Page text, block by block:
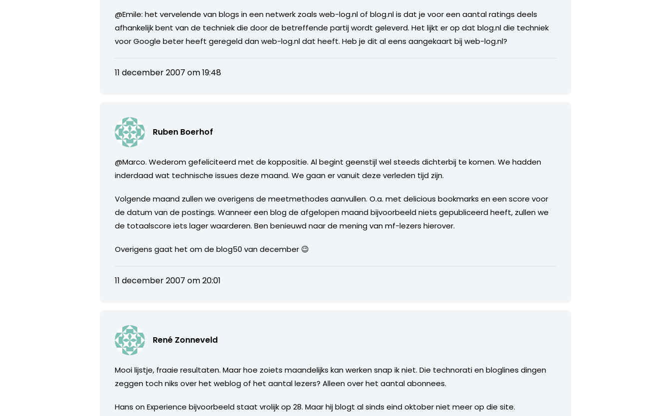
@Emile: het vervelende van blogs in een netwerk zoals web-log.nl of blog.nl is dat je voor een aantal ratings deels
afhankelijk bent van de techniek die door de betreffende partij wordt geleverd. Het lijkt er op dat blog.nl die techniek
voor Google beter heeft geregeld dan web-log.nl dat heeft. Heb je dit al eens aangekaart bij web-log.nl?
11 december 2007 om 19:48
Ruben Boerhof
@Marco. Wederom gefeliciteerd met de koppositie. Al begint geenstijl wel steeds dichterbij te komen. We hadden
inderdaad wat technische issues deze maand. We gaan er vanuit deze verleden tijd zijn.
Volgende maand zullen we overigens de meetmethodes aanvullen. O.a. met delicious bookmarks en een score voor
de datum van de postings. Wanneer een blog de afgelopen maand bijvoorbeeld niets gepubliceerd heeft, zullen we
de totaalscore iets lager waarderen. Ben benieuwd naar de mening van mf-lezers hierover.
Overigens gaat het om de blog50 van december 😉
11 december 2007 om 20:01
René Zonneveld
Mooi lijstje, fraaie resultaten. Maar hoe zoiets maandelijks kan werken snap ik niet. Die technorati en bloglines dingen
zeggen toch niks over het weblog of het aantal lezers? Alleen over het aantal abonnees.
Hans on Experience bijvoorbeeld staat vrolijk op 28. Maar hij blogt al sinds eind oktober niet meer op die site.